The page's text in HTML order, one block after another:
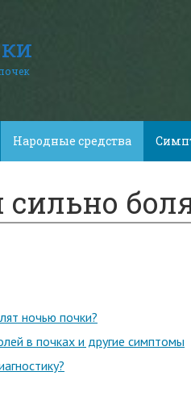
Народные средства
ночью почки?
в почках и другие симптомы